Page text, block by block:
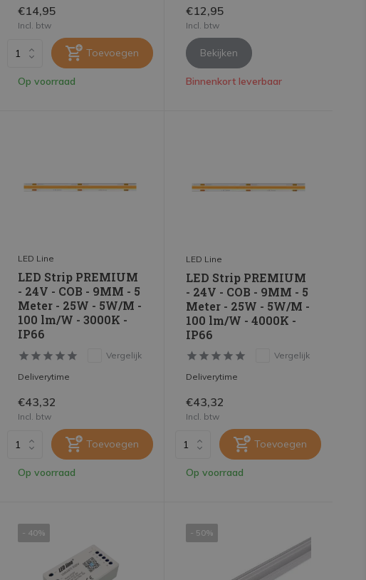
€14,95
Incl. btw
Toevoegen
Op voorraad
€12,95
Incl. btw
Bekijken
Binnenkort leverbaar
LED Line
LED Strip PREMIUM
- 24V - COB - 9MM - 5
Meter - 25W - 5W/M -
100 lm/W - 3000K -
IP66
Vergelijk
Deliverytime
€43,32
Incl. btw
Toevoegen
Op voorraad
LED Line
LED Strip PREMIUM
- 24V - COB - 9MM - 5
Meter - 25W - 5W/M -
100 lm/W - 4000K -
IP66
Vergelijk
Deliverytime
€43,32
Incl. btw
Toevoegen
Op voorraad
- 40% - 50%